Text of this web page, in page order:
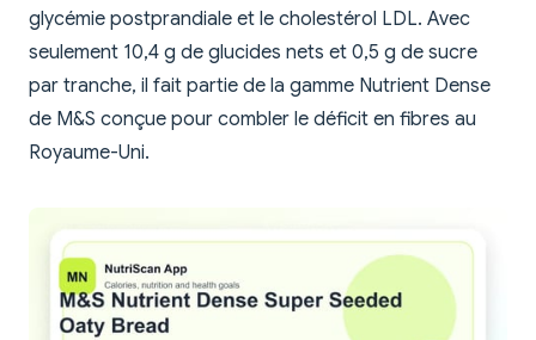
glycémie postprandiale et le cholestérol LDL. Avec
seulement 10,4 g de glucides nets et 0,5 g de sucre
par tranche, il fait partie de la gamme Nutrient Dense
de M&S conçue pour combler le déficit en fibres au
Royaume-Uni.